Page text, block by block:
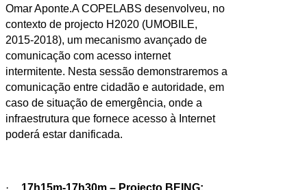
Omar Aponte.A COPELABS desenvolveu, no
contexto de projecto H2020 (UMOBILE,
2015-2018), um mecanismo avançado de
comunicação com acesso internet
intermitente. Nesta sessão demonstraremos a
comunicação entre cidadão e autoridade, em
caso de situação de emergência, onde a
infraestrutura que fornece acesso à Internet
poderá estar danificada.
·
17h15m-17h30m – Projecto BEING: